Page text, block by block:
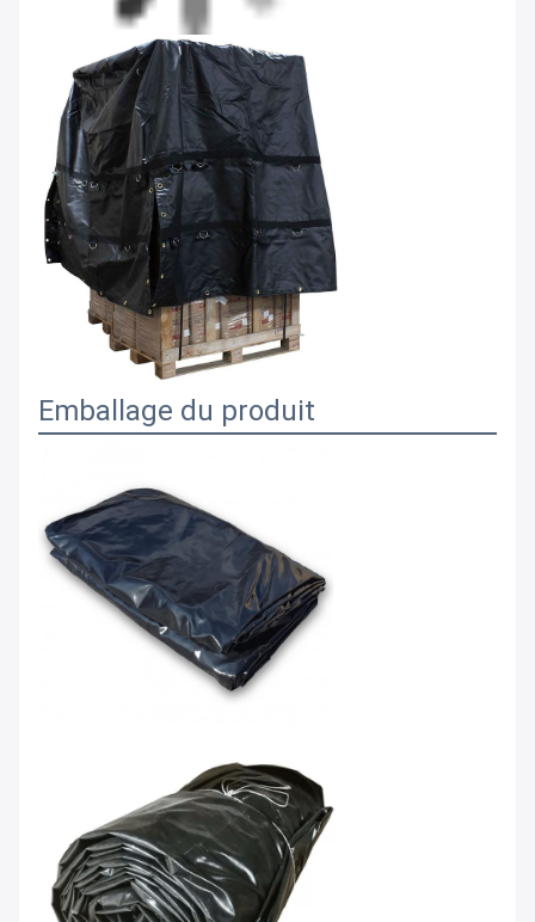
Emballage du produit